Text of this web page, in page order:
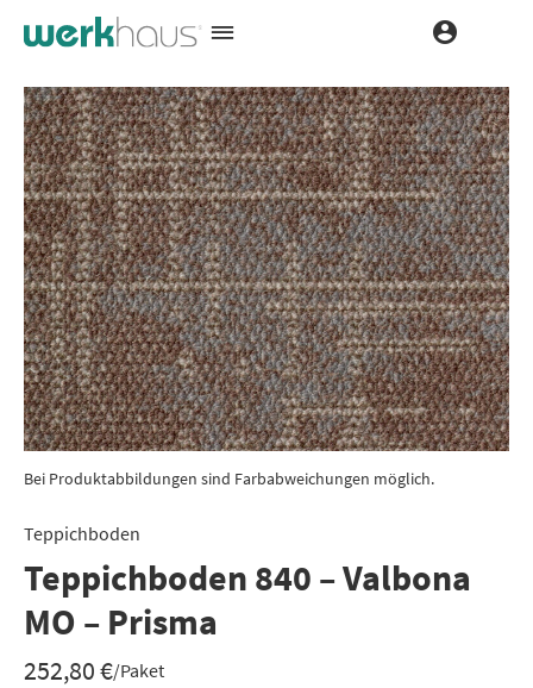
Bei Produktabbildungen sind Farbabweichungen möglich.
Teppichboden
Teppichboden 840 – Valbona
MO – Prisma
252,80€/Paket